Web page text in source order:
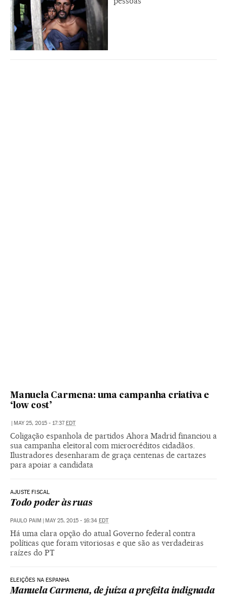
Manuela Carmena: uma campanha criativa e
‘low cost’
| MAY 25, 2015 - 17:37EDT
Coligação espanhola de partidos Ahora Madrid financiou a
sua campanha eleitoral com microcréditos cidadãos.
Ilustradores desenharam de graça centenas de cartazes
para apoiar a candidata
AJUSTE FISCAL
Todo poder às ruas
PAULO PAIM | MAY 25, 2015 - 16:34 EDT
Há uma clara opção do atual Governo federal contra
políticas que foram vitoriosas e que são as verdadeiras
raízes do PT
ELEIÇÕES NA ESPANHA
Manuela Carmena, de juíza a prefeita indignada